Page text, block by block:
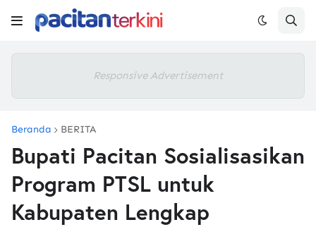
Responsive Advertisement
Beranda BERITA
Bupati Pacitan Sosialisasikan
Program PTSL untuk
Kabupaten Lengkap